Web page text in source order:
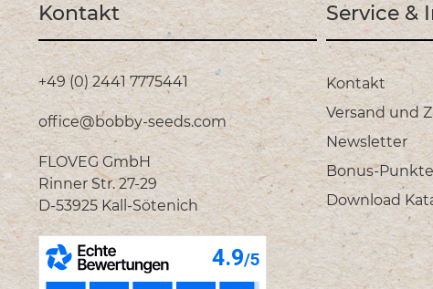
Kontakt
+49 (0) 2441 7775441
office@bobby-seeds.com
FLOVEG GmbH
Rinner Str. 27-29
D-53925 Kall-Sötenich
Service &
Kontakt
Versand und
Newsletter
Bonus-Punkte
Download